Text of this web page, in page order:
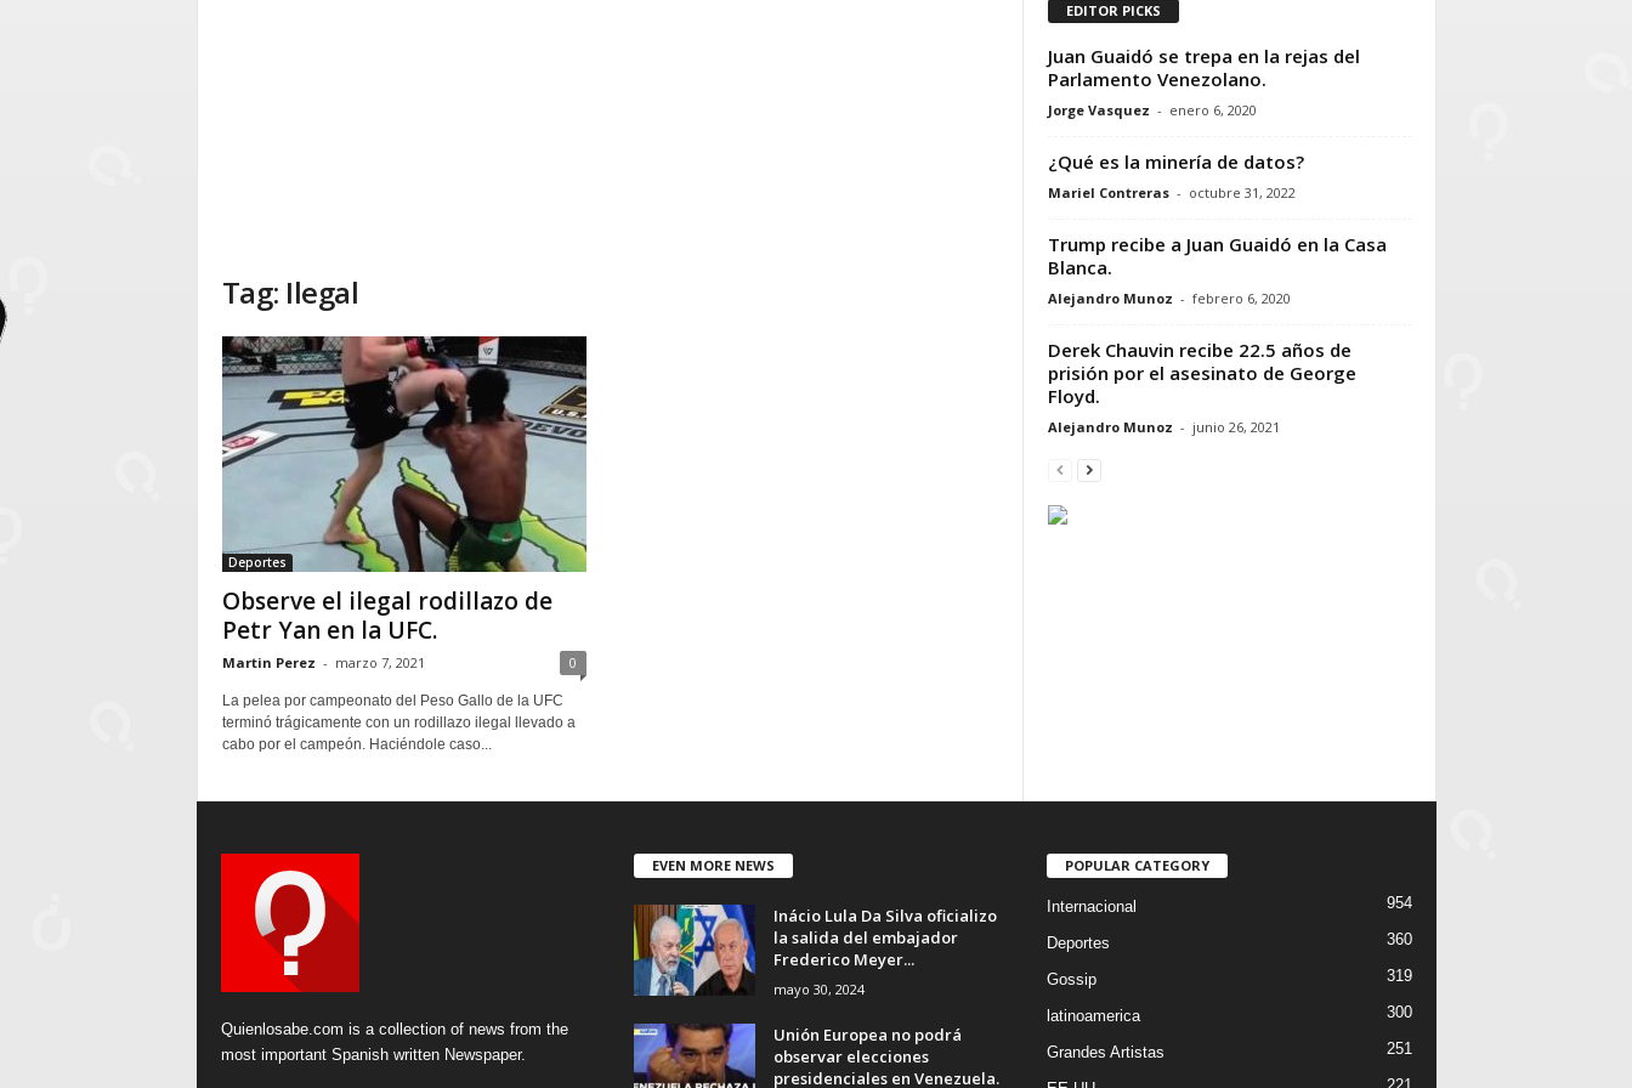
Tag: Ilegal
Deportes
Observe el ilegal rodillazo de
Petr Yan en la UFC.
Martin Perez - marzo 7, 2021 0
La pelea por campeonato del Peso Gallo de la UFC
terminó trágicamente con un rodillazo ilegal llevado a
cabo por el campeón. Haciéndole caso...
EDITOR PICKS
Juan Guaidó se trepa en la rejas del
Parlamento Venezolano.
Jorge Vasquez - enero 6, 2020
¿Qué es la minería de datos?
Mariel Contreras - octubre 31, 2022
Trump recibe a Juan Guaidó en la Casa
Blanca.
Alejandro Munoz - febrero 6, 2020
Derek Chauvin recibe 22.5 años de
prisión por el asesinato de George
Floyd.
Alejandro Munoz - junio 26, 2021
Quienlosabe.com is a collection of news from the
most important Spanish written Newspaper.
EVEN MORE NEWS
Inácio Lula Da Silva oficializo
la salida del embajador
Frederico Meyer...
mayo 30, 2024
Unión Europea no podrá
observar elecciones
presidenciales en Venezuela.
POPULAR CATEGORY
Internacional 954
Deportes 360
Gossip 319
latinoamerica 300
Grandes Artistas 251